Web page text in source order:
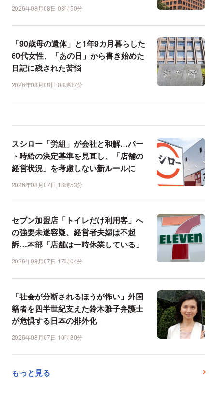
2026年08月08日 08時50分
「90歳母の遺体」と1年9カ月暮らした
60代女性、「あの日」から書き始めた
日記に残された苦悩
2026年08月08日 08時37分
スシロー「労組」が会社と和解…パー
ト時給の決定基準を見直し、「店舗の
経営状況」を考慮しない新ルールに
2026年08月07日 18時53分
セブン加盟店「トイレだけ利用客」へ
の強要未遂容疑、経営者夫婦は不起
訴…本部「店舗は一時休業している」
2026年08月07日 17時04分
「社会が分断されるほうが怖い」外国
籍者を四半世紀支えた鈴木雅子弁護士
が危惧する日本の排外化
2026年08月07日 10時30分
もっと見る